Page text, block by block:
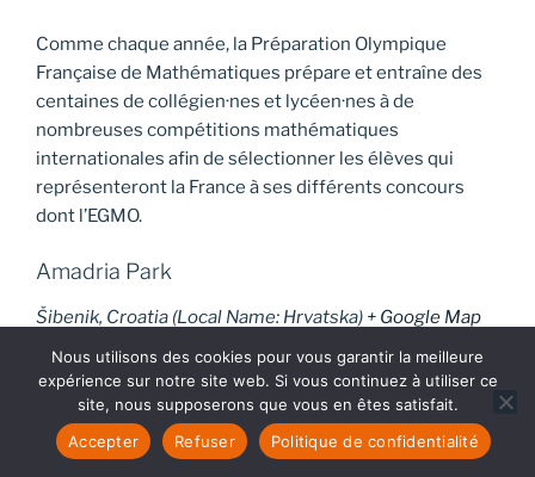
Comme chaque année, la Préparation Olympique
Française de Mathématiques prépare et entraîne des
centaines de collégien·nes et lycéen·nes à de
nombreuses compétitions mathématiques
internationales afin de sélectionner les élèves qui
représenteront la France à ses différents concours
dont l’EGMO.
Amadria Park
Šibenik, Croatia (Local Name: Hrvatska) + Google Map
Voir Lieu site web
Nous utilisons des cookies pour vous garantir la meilleure
expérience sur notre site web. Si vous continuez à utiliser ce
site, nous supposerons que vous en êtes satisfait.
Accepter
Refuser Politique de confidentialité